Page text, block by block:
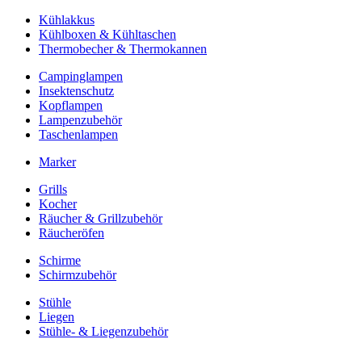
Kühlakkus
Kühlboxen & Kühltaschen
Thermobecher & Thermokannen
Campinglampen
Insektenschutz
Kopflampen
Lampenzubehör
Taschenlampen
Marker
Grills
Kocher
Räucher & Grillzubehör
Räucheröfen
Schirme
Schirmzubehör
Stühle
Liegen
Stühle- & Liegenzubehör